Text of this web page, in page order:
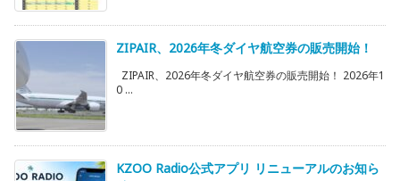
ZIPAIR、2026年冬ダイヤ航空券の販売開始！
ZIPAIR、2026年冬ダイヤ航空券の販売開始！ 2026年1
0 ...
KZOO Radio公式アプリ リニューアルのお知ら